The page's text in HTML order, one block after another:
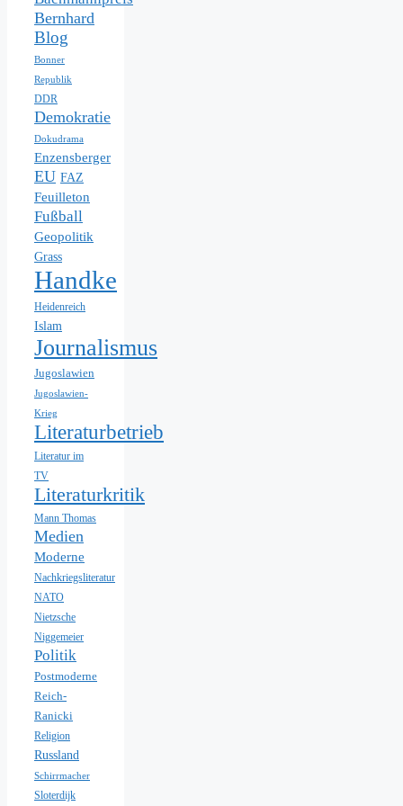
Bernhard
Blog
Bonner
Republik
DDR
Demokratie
Dokudrama
Enzensberger
EU FAZ
Feuilleton
Fußball
Geopolitik
Grass
Handke
Heidenreich
Islam
Journalismus
Jugoslawien
Jugoslawien-
Krieg
Literaturbetrieb
Literatur im
TV
Literaturkritik
Mann Thomas
Medien
Moderne
Nachkriegsliteratur
NATO
Nietzsche
Niggemeier
Politik
Postmoderne
Reich-
Ranicki
Religion
Russland
Schirrmacher
Sloterdijk